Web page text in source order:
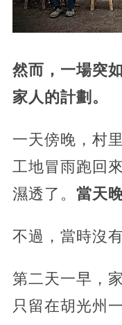
然而，一場突
家人的計劃。
一天傍晚，村
工地冒雨跑回
濕透了。 當天
不過，當時沒
第二天一早，
只留在胡光州